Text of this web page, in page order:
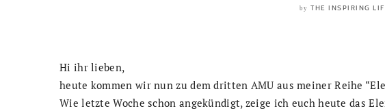
by THE INSPIRING
Hi ihr lieben,
heute kommen wir nun zu dem dritten AMU aus meiner Reihe
Wie letzte Woche schon angekündigt, zeige ich euch heute das